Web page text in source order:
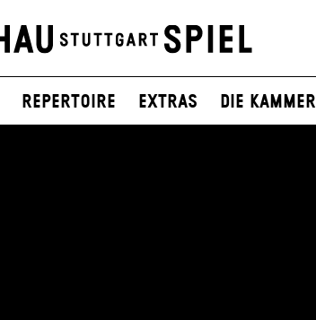
Repertoire Extras Die Kammer